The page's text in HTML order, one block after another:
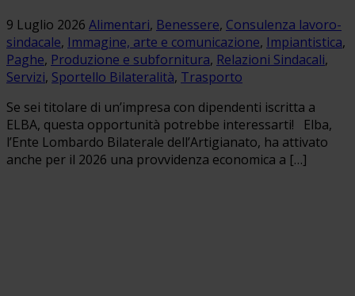
9 Luglio 2026 Alimentari, Benessere, Consulenza lavoro-
sindacale, Immagine, arte e comunicazione, Impiantistica,
Paghe, Produzione e subfornitura, Relazioni Sindacali,
Servizi, Sportello Bilateralità, Trasporto
Se sei titolare di un’impresa con dipendenti iscritta a
ELBA, questa opportunità potrebbe interessarti! Elba,
l’Ente Lombardo Bilaterale dell’Artigianato, ha attivato
anche per il 2026 una provvidenza economica a […]